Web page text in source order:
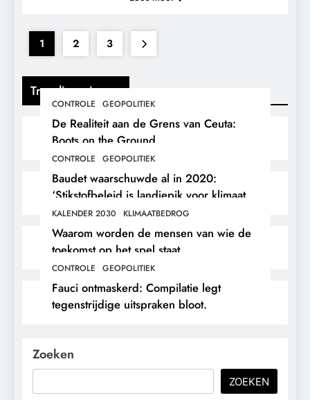
Trending nieuws
CONTROLE GEOPOLITIEK
De Realiteit aan de Grens van Ceuta:
Boots on the Ground.
CONTROLE GEOPOLITIEK
Baudet waarschuwde al in 2020:
‘Stikstofbeleid is landjepik voor klimaat
en immigratie’.
KALENDER 2030 KLIMAATBEDROG
Waarom worden de mensen van wie de
toekomst op het spel staat,
buitengesloten?
CONTROLE GEOPOLITIEK
Fauci ontmaskerd: Compilatie legt
tegenstrijdige uitspraken bloot.
1 2 3
Zoeken
ZOEKEN